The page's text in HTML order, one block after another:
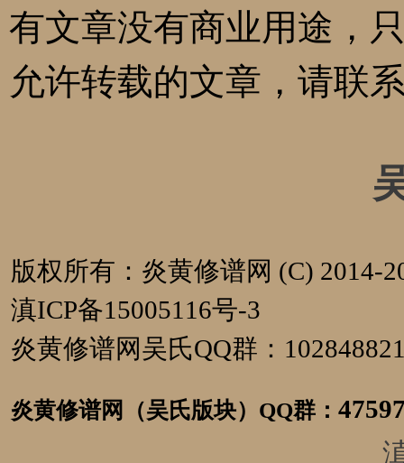
有文章没有商业用途，
允许转载的文章，请联
版权所有：炎黄修谱网 (C) 2014-
滇ICP备15005116号-3
炎黄修谱网吴氏QQ群：
炎黄修谱网（吴氏版块） QQ群：